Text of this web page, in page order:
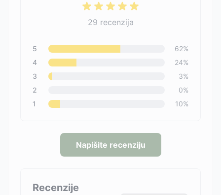
29 recenzija
5 62%
4
24%
3
3%
2
0%
1
10%
Napišite recenziju
Recenzije